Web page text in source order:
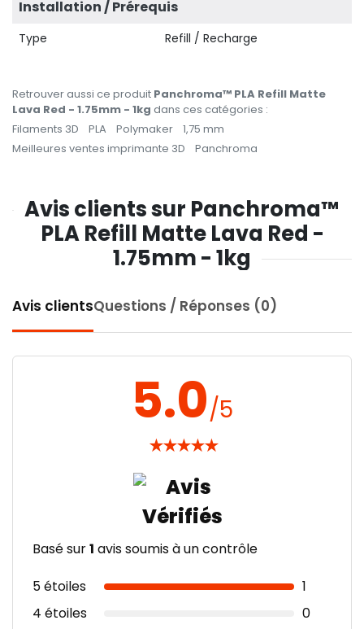
Installation / Prérequis
Type Refill / Recharge
Retrouver aussi ce produit Panchroma™ PLA Refill Matte
Lava Red - 1.75mm - 1kg dans ces catégories :
Filaments 3D
PLA Polymaker
1,75 mm
Meilleures ventes imprimante 3D
Panchroma
Avis clients sur Panchroma™
PLA Refill Matte Lava Red -
1.75mm - 1kg
Avis clientsQuestions / Réponses (0)
5.0/5
★★★★★
Basé sur1 avis soumis à un contrôle
5 étoiles
1
4 étoiles
0